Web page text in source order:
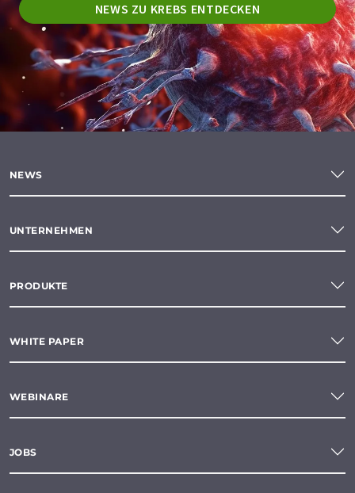
NEWS ZU KREBS ENTDECKEN
NEWS
UNTERNEHMEN
PRODUKTE
WHITE PAPER
WEBINARE
JOBS